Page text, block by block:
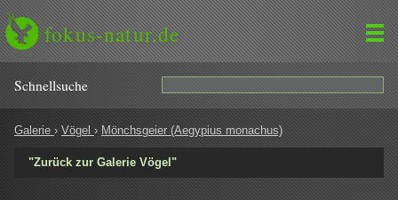
fokus-natur.de
Schnell­suche
Galerie › Vögel › Mönchsgeier (Aegypius monachus)
"Zurück zur Galerie Vögel"